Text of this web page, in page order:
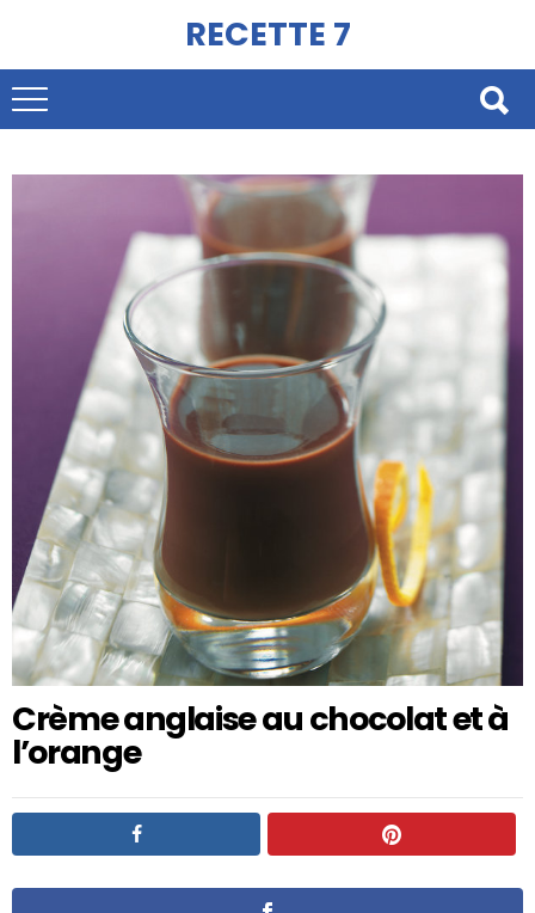
RECETTE 7
Crème anglaise au chocolat et à
l’orange